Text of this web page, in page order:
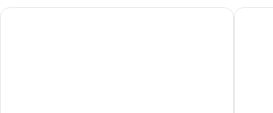
Bosanska Avlija Guesthouse Best of